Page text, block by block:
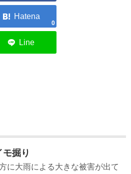
0
モ掘り
に大雨による大きな被害が出て